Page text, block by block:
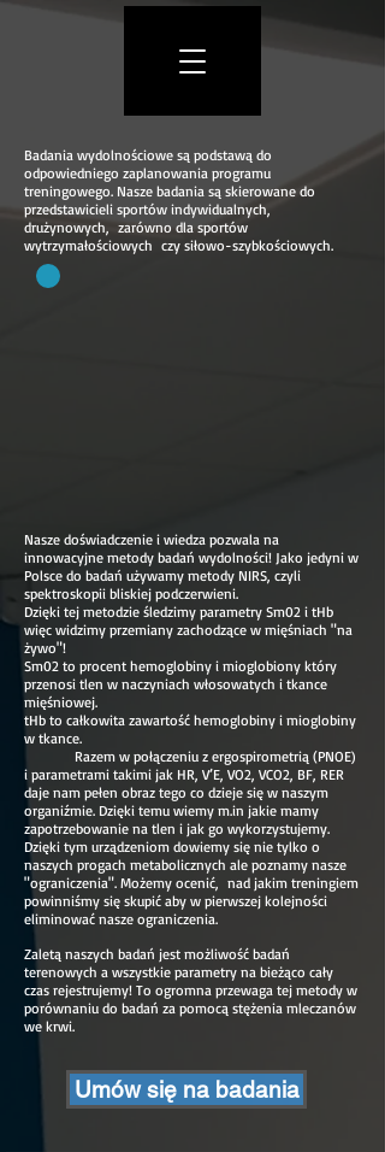
Badania wydolnościowe są podstawą do
odpowiedniego zaplanowania programu
treningowego. Nasze badania są skierowane do
przedstawicieli sportów indywidualnych,
drużynowych, zarówno dla sportów
wytrzymałościowych czy siłowo-szybkościowych.
Nasze doświadczenie i wiedza pozwala na
innowacyjne metody badań wydolności! Jako jedyni w
Polsce do badań używamy metody NIRS, czyli
spektroskopii bliskiej podczerwieni.
Dzięki tej metodzie śledzimy parametry Sm02 i tHb
więc widzimy przemiany zachodzące w mięśniach "na
żywo"!
Sm02 to procent hemoglobiny i mioglobiony który
przenosi tlen w naczyniach włosowatych i tkance
mięśniowej.
tHb to całkowita zawartość hemoglobiny i mioglobiny
w tkance.
Razem w połączeniu z ergospirometrią (PNOE)
i parametrami takimi jak HR, V’E, VO2, VCO2, BF, RER
daje nam pełen obraz tego co dzieje się w naszym
organiźmie. Dzięki temu wiemy m.in jakie mamy
zapotrzebowanie na tlen i jak go wykorzystujemy.
Dzięki tym urządzeniom dowiemy się nie tylko o
naszych progach metabolicznych ale poznamy nasze
"ograniczenia". Możemy ocenić, nad jakim treningiem
powinniśmy się skupić aby w pierwszej kolejności
eliminować nasze ograniczenia.
Zaletą naszych badań jest możliwość badań
terenowych a wszystkie parametry na bieżąco cały
czas rejestrujemy! To ogromna przewaga tej metody w
porównaniu do badań za pomocą stężenia mleczanów
we krwi.
Umów się na badania